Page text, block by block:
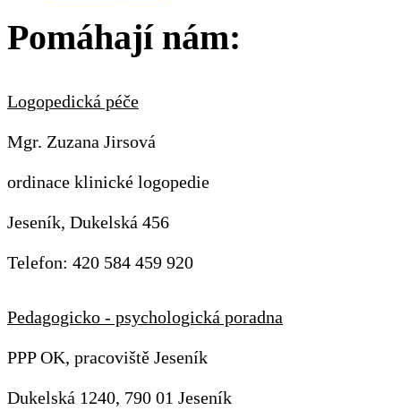
Pomáhají nám:
Logopedická péče
Mgr. Zuzana Jirsová
ordinace klinické logopedie
Jeseník, Dukelská 456
Telefon: 420 584 459 920
Pedagogicko - psychologická poradna
PPP OK, pracoviště Jeseník
Dukelská 1240, 790 01 Jeseník